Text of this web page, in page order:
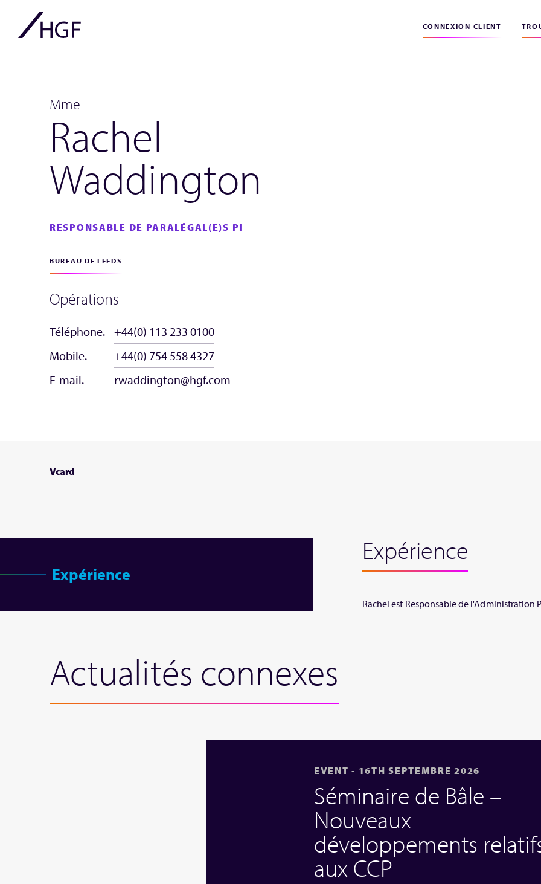
CONNEXION CLIENT
Mme
Rachel
Waddington
RESPONSABLE DE PARALÉGAL(E)S PI
BUREAU DE LEEDS
Opérations
Téléphone. +44(0) 113 233 0100
Mobile.
+44(0) 754 558 4327
E-mail.
rwaddington@hgf.com
Vcard
Expérience
Expérience
Rachel est Responsable de l'Administration
Actualités connexes
EVENT - 16TH SEPTEMBRE 2026
Séminaire de Bâle –
Nouveaux
développements
aux CCP